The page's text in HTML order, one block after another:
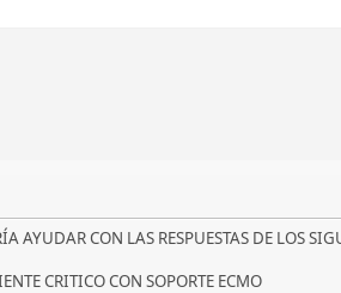
CON LAS RESPUESTAS DE LOS
CRITICO CON SOPORTE ECMO